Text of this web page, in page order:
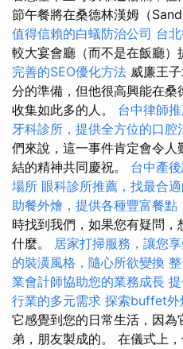
節午餐將在桑德林漢姆（
值得信賴的白蟻防治公司 台
較大宴會廳（而不是在飯廳）
完善的SEO優化方法 威廉王
分的準備，但他很高興能在桑
收集如此多的人。 台中律師
牙科診所，提供全方位的口腔
們來說，這一事件肯定會令
結的精神共同慶祝。 台中產
場所 眼科診所推薦，找最合
助餐外燴，提供各種豐富餐點
時找到我們，如果您有疑問
什麼。 居家打掃服務，讓您
的裝潢風格，隨心所欲變換
業會計師協助您的業務成長
行業的多元需求 探索buffet外
它感覺到您的日常生活，因
弟，朋友製成的。 在儀式上